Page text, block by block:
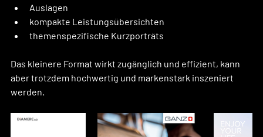
Auslagen
kompakte Leistungsübersichten
themenspezifische Kurzporträts
Das kleinere Format wirkt zugänglich und effizient, kann
aber trotzdem hochwertig und markenstark inszeniert
werden.